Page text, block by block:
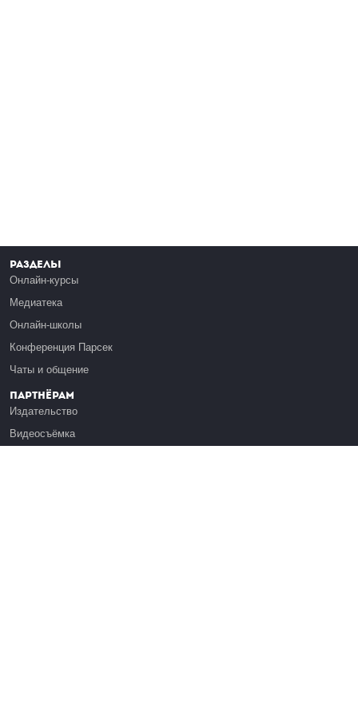
Разделы
Онлайн-курсы
Медиатека
Онлайн-школы
Конференция Парсек
Чаты и общение
Партнёрам
Издательство
Видеосъёмка